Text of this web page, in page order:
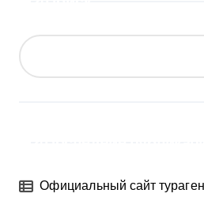
Официальный сайт